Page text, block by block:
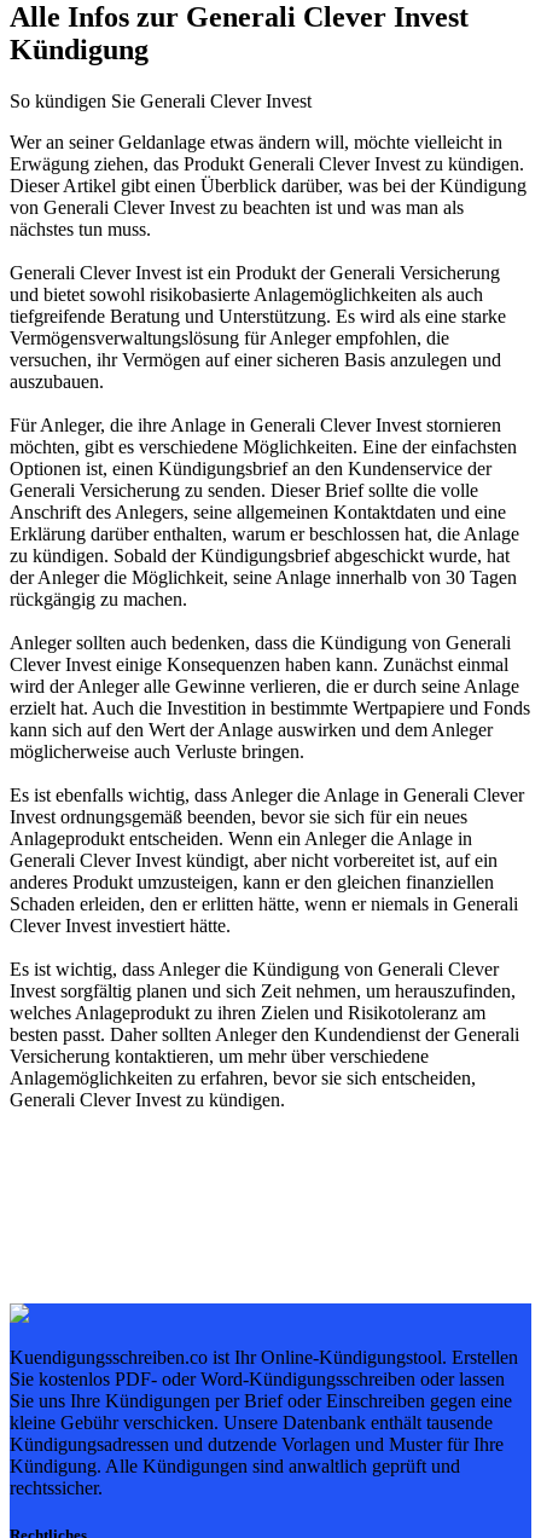
Alle Infos zur Generali Clever Invest
Kündigung
So kündigen Sie Generali Clever Invest
Wer an seiner Geldanlage etwas ändern will, möchte vielleicht in
Erwägung ziehen, das Produkt Generali Clever Invest zu kündigen.
Dieser Artikel gibt einen Überblick darüber, was bei der Kündigung
von Generali Clever Invest zu beachten ist und was man als
nächstes tun muss.
Generali Clever Invest ist ein Produkt der Generali Versicherung
und bietet sowohl risikobasierte Anlagemöglichkeiten als auch
tiefgreifende Beratung und Unterstützung. Es wird als eine starke
Vermögensverwaltungslösung für Anleger empfohlen, die
versuchen, ihr Vermögen auf einer sicheren Basis anzulegen und
auszubauen.
Für Anleger, die ihre Anlage in Generali Clever Invest stornieren
möchten, gibt es verschiedene Möglichkeiten. Eine der einfachsten
Optionen ist, einen Kündigungsbrief an den Kundenservice der
Generali Versicherung zu senden. Dieser Brief sollte die volle
Anschrift des Anlegers, seine allgemeinen Kontaktdaten und eine
Erklärung darüber enthalten, warum er beschlossen hat, die Anlage
zu kündigen. Sobald der Kündigungsbrief abgeschickt wurde, hat
der Anleger die Möglichkeit, seine Anlage innerhalb von 30 Tagen
rückgängig zu machen.
Anleger sollten auch bedenken, dass die Kündigung von Generali
Clever Invest einige Konsequenzen haben kann. Zunächst einmal
wird der Anleger alle Gewinne verlieren, die er durch seine Anlage
erzielt hat. Auch die Investition in bestimmte Wertpapiere und Fonds
kann sich auf den Wert der Anlage auswirken und dem Anleger
möglicherweise auch Verluste bringen.
Es ist ebenfalls wichtig, dass Anleger die Anlage in Generali Clever
Invest ordnungsgemäß beenden, bevor sie sich für ein neues
Anlageprodukt entscheiden. Wenn ein Anleger die Anlage in
Generali Clever Invest kündigt, aber nicht vorbereitet ist, auf ein
anderes Produkt umzusteigen, kann er den gleichen finanziellen
Schaden erleiden, den er erlitten hätte, wenn er niemals in Generali
Clever Invest investiert hätte.
Es ist wichtig, dass Anleger die Kündigung von Generali Clever
Invest sorgfältig planen und sich Zeit nehmen, um herauszufinden,
welches Anlageprodukt zu ihren Zielen und Risikotoleranz am
besten passt. Daher sollten Anleger den Kundendienst der Generali
Versicherung kontaktieren, um mehr über verschiedene
Anlagemöglichkeiten zu erfahren, bevor sie sich entscheiden,
Generali Clever Invest zu kündigen.
Kuendigungsschreiben.co ist Ihr Online-Kündigungstool. Erstellen
Sie kostenlos PDF- oder Word-Kündigungsschreiben oder lassen
Sie uns Ihre Kündigungen per Brief oder Einschreiben gegen eine
kleine Gebühr verschicken. Unsere Datenbank enthält tausende
Kündigungsadressen und dutzende Vorlagen und Muster für Ihre
Kündigung. Alle Kündigungen sind anwaltlich geprüft und
rechtssicher.